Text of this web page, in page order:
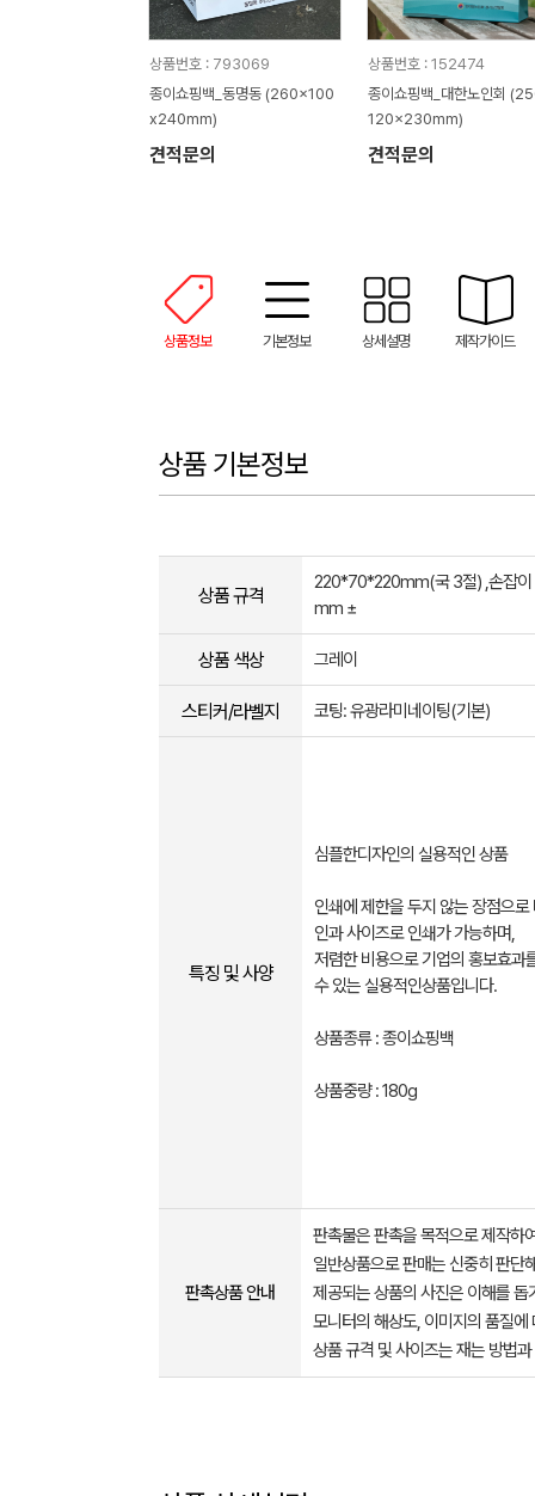
상품번호 : 793069
종이쇼핑백_동명동 (260x100
x240mm)
견적문의
상품번호 : 152474
종이쇼핑백_대한노인회
120x230mm)
견적문의
상품정보 기본정보 상세설명 제작가이드
상품 기본정보
상품 규격
220*70*220mm(국 3절) ,손잡이
mm ±
상품 색상 그레이
스티커/라벨지 코팅: 유광라미네이팅(기본)
특징 및 사양
심플한디자인의 실용적인 상품
인쇄에 제한을 두지 않는 장점으로
인과 사이즈로 인쇄가 가능하며,
저렴한 비용으로 기업의 홍보효과
수 있는 실용적인상품입니다.
상품종류 : 종이쇼핑백
상품중량 : 180g
판촉상품 안내
판촉물은 판촉을 목적으로 제작하
일반상품으로 판매는 신중히 판단
제공되는 상품의 사진은 이해를
모니터의 해상도, 이미지의 품질
상품 규격 및 사이즈는 재는 방법